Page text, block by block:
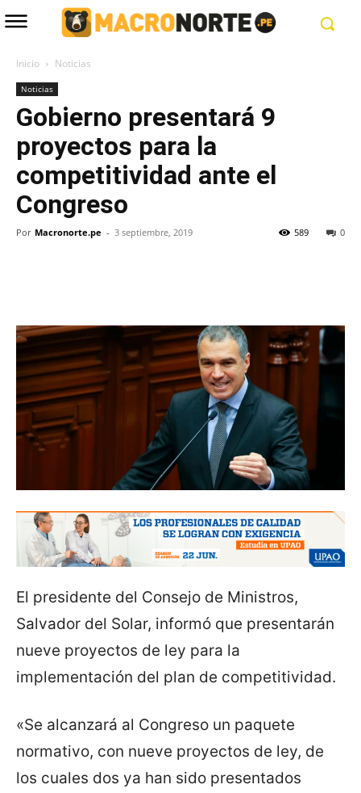
Inicio Noticias
Noticias
Gobierno presentará 9
proyectos para la
competitividad ante el
Congreso
Por Macronorte.pe - 3 septiembre, 2019 0
589
El presidente del Consejo de Ministros,
Salvador del Solar, informó que presentarán
nueve proyectos de ley para la
implementación del plan de competitividad.
«Se alcanzará al Congreso un paquete
normativo, con nueve proyectos de ley, de
los cuales dos ya han sido presentados